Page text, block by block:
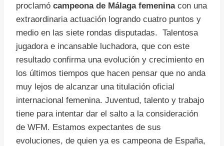
proclamó campeona de Málaga femeninacon una
extraordinaria actuación logrando cuatro puntos y
medio en las siete rondas disputadas. Talentosa
jugadora e incansable luchadora, que con este
resultado confirma una evolución y crecimiento en
los últimos tiempos que hacen pensar que no anda
muy lejos de alcanzar una titulación oficial
internacional femenina. Juventud, talento y trabajo
tiene para intentar dar el salto a la consideración
de WFM. Estamos expectantes de sus
evoluciones, de quien ya es campeona de España,